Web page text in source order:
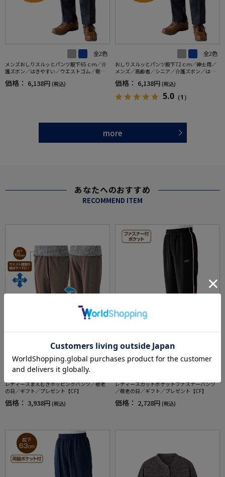
全2色
メンズおしりスルッとパンツ股下65ｃｍ／介
護ズボン／はきやすい／ウエストゴム／敬老
の日／ギフト／プレゼント【CF】
価格： 6,138円 (税込)
全2色
おしりスルッとパンツ股下72ｃｍ／紳士用／
メンズ／高齢者／シニア／介護ズボン／はき
やすい／ウエストゴム／敬老の日／ギフト／
プレゼント【CF】
価格： 6,138円 (税込)
5.0 （1）
more
あなたへのおすすめ
RECOMMEND ITEM
レディースまえむきホッピングパンツ／敬老
の日／ギフト／プレゼント【CF】
価格： 3,938円 (税込)
レディースカットポケットファスナーパンツ
／敬老の日／ギフト／プレゼント【CF】
価格： 2,728円 (税込)